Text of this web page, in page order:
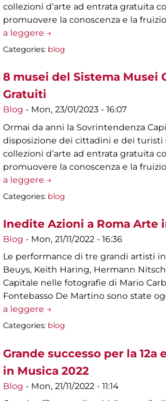
collezioni d’arte ad entrata gratuita
promuovere la conoscenza e la
a leggere →
Categories: blog
8 musei del Sistema Musei
Gratuiti
Blog - Mon, 23/01/2023 - 16:07
Ormai da anni la Sovrintendenza
disposizione dei cittadini e dei turisti
collezioni d’arte ad entrata gratuita
promuovere la conoscenza e la
a leggere →
Categories: blog
Inedite Azioni a Roma Arte
Blog - Mon, 21/11/2022 - 16:36
Le performance di tre grandi artisti
Beuys, Keith Haring, Hermann
Capitale nelle fotografie di Mario
Fontebasso De Martino sono state
a leggere →
Categories: blog
Grande successo per la 12a
in Musica 2022
Blog - Mon, 21/11/2022 - 11:14